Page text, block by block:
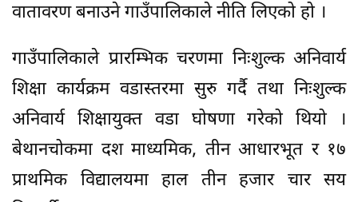
वातावरण बनाउने गाउँपालिकाले नीति लिएको हो ।
गाउँपालिकाले प्रारम्भिक चरणमा निःशुल्क अनिवार्य
शिक्षा कार्यक्रम वडास्तरमा सुरु गर्दै तथा निःशुल्क
अनिवार्य शिक्षायुक्त वडा घोषणा गरेको थियो ।
बेथानचोकमा दश माध्यमिक, तीन आधारभूत र १७
प्राथमिक विद्यालयमा हाल तीन हजार चार सय